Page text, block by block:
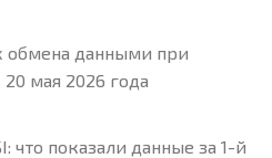
обмена данными при
мая 2026 года
что показали данные за 1-й